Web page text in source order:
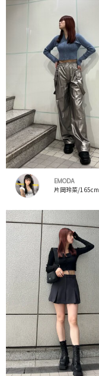
EMODA
片岡玲菜/165cm